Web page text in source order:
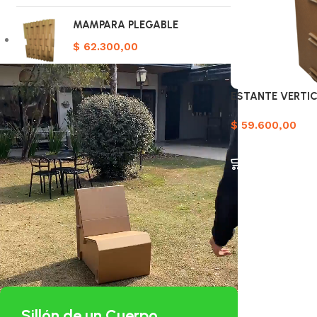
MAMPARA PLEGABLE
$ 62.300,00
ESTANTE
$ 59.600,00